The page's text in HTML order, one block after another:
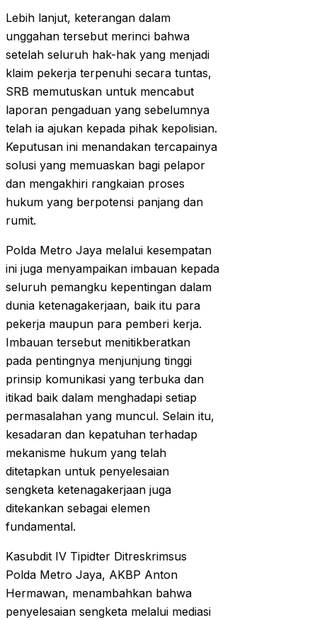
Lebih lanjut, keterangan dalam
unggahan tersebut merinci bahwa
setelah seluruh hak-hak yang menjadi
klaim pekerja terpenuhi secara tuntas,
SRB memutuskan untuk mencabut
laporan pengaduan yang sebelumnya
telah ia ajukan kepada pihak kepolisian.
Keputusan ini menandakan tercapainya
solusi yang memuaskan bagi pelapor
dan mengakhiri rangkaian proses
hukum yang berpotensi panjang dan
rumit.
Polda Metro Jaya melalui kesempatan
ini juga menyampaikan imbauan kepada
seluruh pemangku kepentingan dalam
dunia ketenagakerjaan, baik itu para
pekerja maupun para pemberi kerja.
Imbauan tersebut menitikberatkan
pada pentingnya menjunjung tinggi
prinsip komunikasi yang terbuka dan
itikad baik dalam menghadapi setiap
permasalahan yang muncul. Selain itu,
kesadaran dan kepatuhan terhadap
mekanisme hukum yang telah
ditetapkan untuk penyelesaian
sengketa ketenagakerjaan juga
ditekankan sebagai elemen
fundamental.
Kasubdit IV Tipidter Ditreskrimsus
Polda Metro Jaya, AKBP Anton
Hermawan, menambahkan bahwa
penyelesaian sengketa melalui mediasi